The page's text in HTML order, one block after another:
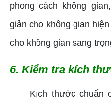
phong cách không
giản cho không gian
cho không gian sang
6. Kiểm tra kích
Kích thước chuẩn